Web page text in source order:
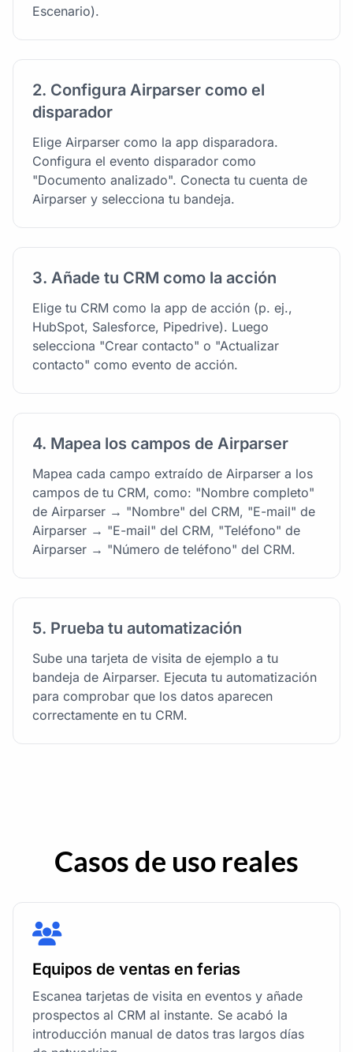
Escenario).
2. Configura Airparser como el
disparador
Elige Airparser como la app disparadora.
Configura el evento disparador como
"Documento analizado". Conecta tu cuenta de
Airparser y selecciona tu bandeja.
3. Añade tu CRM como la acción
Elige tu CRM como la app de acción (p. ej.,
HubSpot, Salesforce, Pipedrive). Luego
selecciona "Crear contacto" o "Actualizar
contacto" como evento de acción.
4. Mapea los campos de Airparser
Mapea cada campo extraído de Airparser a los
campos de tu CRM, como: "Nombre completo"
de Airparser → "Nombre" del CRM, "E-mail" de
Airparser → "E-mail" del CRM, "Teléfono" de
Airparser → "Número de teléfono" del CRM.
5. Prueba tu automatización
Sube una tarjeta de visita de ejemplo a tu
bandeja de Airparser. Ejecuta tu automatización
para comprobar que los datos aparecen
correctamente en tu CRM.
Casos de uso reales
Equipos de ventas en ferias
Escanea tarjetas de visita en eventos y añade
prospectos al CRM al instante. Se acabó la
introducción manual de datos tras largos días